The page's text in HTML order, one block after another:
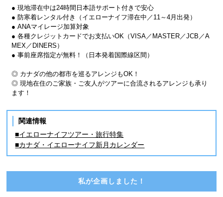
● 現地滞在中は24時間日本語サポート付きで安心
● 防寒着レンタル付き（イエローナイフ滞在中／11～4月出発）
● ANAマイレージ加算対象
● 各種クレジットカードでお支払いOK（VISA／MASTER／JCB／A
MEX／DINERS）
● 事前座席指定が無料！（日本発着国際線区間）
◎ カナダの他の都市を巡るアレンジもOK！
◎ 現地在住のご家族・ご友人がツアーに合流されるアレンジも承り
ます！
関連情報
■イエローナイフツアー・旅行特集
■カナダ・イエローナイフ新月カレンダー
私が企画しました！